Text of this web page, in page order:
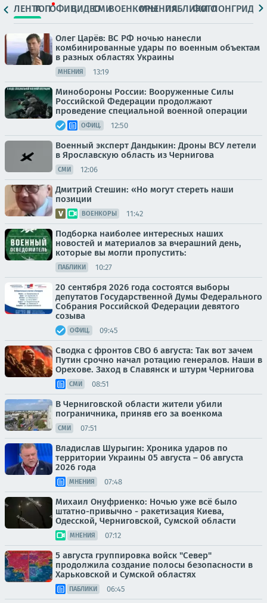
ЛЕНТАТОПОФИЦ.ВИДЕОСМИВОЕНКОРЫМНЕНИЯПАБЛИКИ
ФОТОЛОНГРИДЫ
Олег Царёв: ВС РФ ночью нанесли
комбинированные удары по военным объектам
в разных областях Украины
МНЕНИЯ 13:19
Минобороны России: Вооруженные Силы
Российской Федерации продолжают
проведение специальной военной операции
ОФИЦ. 12:50
Военный эксперт Дандыкин: Дроны ВСУ летели
в Ярославскую область из Чернигова
СМИ 12:06
Дмитрий Стешин: «Но могут стереть наши
позиции
ВОЕНКОРЫ 11:42
Подборка наиболее интересных наших
новостей и материалов за вчерашний день,
которые вы могли пропустить:
ПАБЛИКИ 10:27
20 сентября 2026 года состоятся выборы
депутатов Государственной Думы Федерального
Собрания Российской Федерации девятого
созыва
ОФИЦ. 09:45
Сводка с фронтов СВО 6 августа: Так вот зачем
Путин срочно начал ротацию генералов. Наши в
Орехове. Заход в Славянск и штурм Чернигова
СМИ 08:51
В Черниговской области жители убили
пограничника, приняв его за военкома
СМИ 07:51
Владислав Шурыгин: Хроника ударов по
территории Украины 05 августа – 06 августа
2026 года
МНЕНИЯ 07:48
Михаил Онуфриенко: Ночью уже всё было
штатно-привычно - ракетизация Киева,
Одесской, Черниговской, Сумской области
МНЕНИЯ 07:12
5 августа группировка войск "Север"
продолжила создание полосы безопасности в
Харьковской и Сумской областях
ПАБЛИКИ 06:45